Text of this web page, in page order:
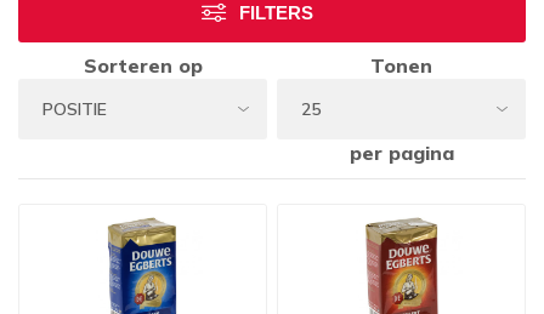
FILTERS
Sorteren op Tonen
per pagina